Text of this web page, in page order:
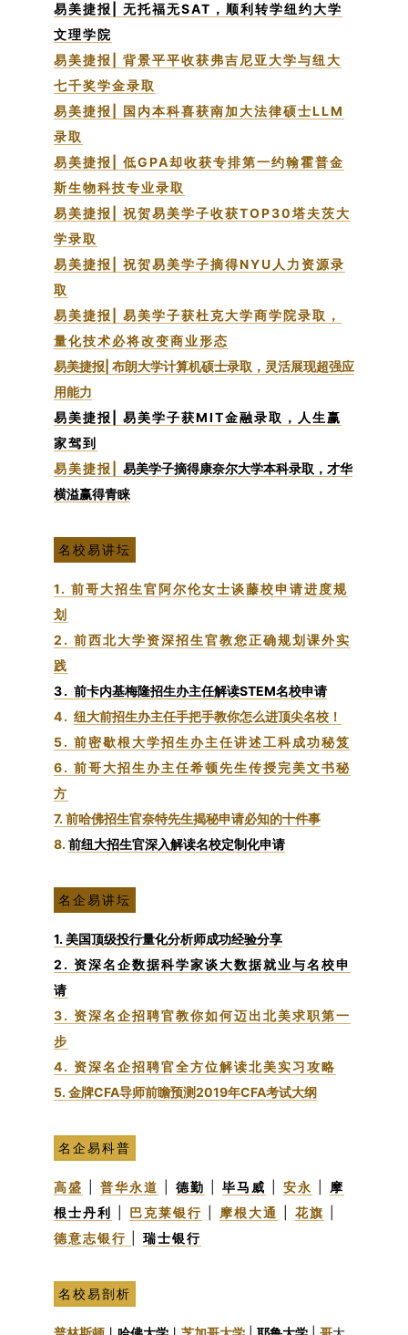
易美捷报| 无托福无SAT，顺利转学纽约大学
文理学院
易美捷报| 背景平平收获弗吉尼亚大学与纽大
七千奖学金录取
易美捷报| 国内本科喜获南加大法律硕士LLM
录取
易美捷报| 低GPA却收获专排第一约翰霍普金
斯生物科技专业录取
易美捷报| 祝贺易美学子收获TOP30塔夫茨大
学录取
易美捷报| 祝贺易美学子摘得NYU人力资源录
取
易美捷报| 易美学子获杜克大学商学院录取，
量化技术必将改变商业形态
易美捷报| 布朗大学计算机硕士录取，灵活展现超强应
用能力
易美捷报| 易美学子获MIT金融录取，人生赢
家驾到
易美捷报| 易美学子摘得康奈尔大学本科录取，才华
横溢赢得青睐
名校易讲坛
1. 前哥大招生官阿尔伦女士谈藤校申请进度规
划
2. 前西北大学资深招生官教您正确规划课外实
践
3. 前卡内基梅隆招生办主任解读STEM名校申请
4. 纽大前招生办主任手把手教你怎么进顶尖名校！
5. 前密歇根大学招生办主任讲述工科成功秘笈
6. 前哥大招生办主任希顿先生传授完美文书秘
方
7. 前哈佛招生官奈特先生揭秘申请必知的十件事
8. 前纽大招生官深入解读名校定制化申请
名企易讲坛
1. 美国顶级投行量化分析师成功经验分享
2. 资深名企数据科学家谈大数据就业与名校申
请
3. 资深名企招聘官教你如何迈出北美求职第一
步
4. 资深名企招聘官全方位解读北美实习攻略
5. 金牌CFA导师前瞻预测2019年CFA考试大纲
名企易科普
高盛 普华永道 德勤 毕马威 安永
摩
根士丹利
巴克莱银行 摩根大通 花旗
德意志银行
瑞士银行
名校易剖析